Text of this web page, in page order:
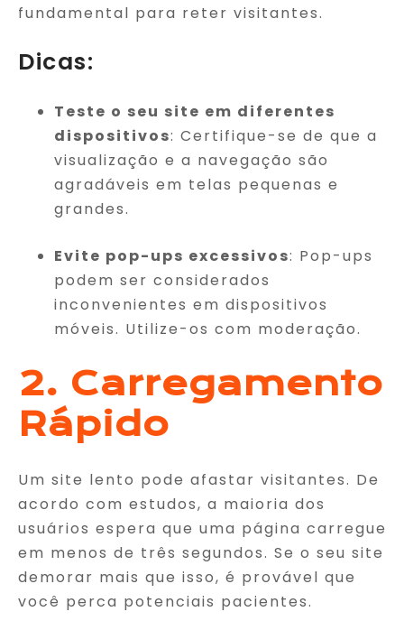
fundamental para reter visitantes.
Dicas:
Teste o seu site em diferentes
dispositivos: Certifique-se de que a
visualização e a navegação são
agradáveis em telas pequenas e
grandes.
Evite pop-ups excessivos: Pop-ups
podem ser considerados
inconvenientes em dispositivos
móveis. Utilize-os com moderação.
2. Carregamento
Rápido
Um site lento pode afastar visitantes. De
acordo com estudos, a maioria dos
usuários espera que uma página carregue
em menos de três segundos. Se o seu site
demorar mais que isso, é provável que
você perca potenciais pacientes.